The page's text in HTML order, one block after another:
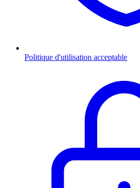
Politique d'utilisation acceptable